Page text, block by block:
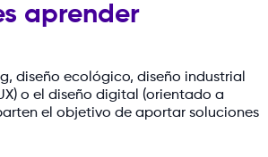
aprender
diseño ecológico, diseño industrial
o el diseño digital (orientado a
el objetivo de aportar soluciones